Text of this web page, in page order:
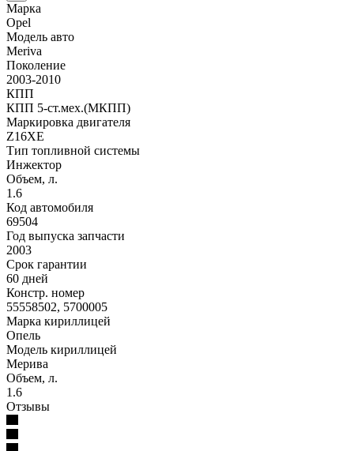
Марка
Opel
Модель авто
Meriva
Поколение
2003-2010
КПП
КПП 5-ст.мех.(МКПП)
Маркировка двигателя
Z16XE
Тип топливной системы
Инжектор
Объем, л.
1.6
Код автомобиля
69504
Год выпуска запчасти
2003
Срок гарантии
60 дней
Констр. номер
55558502, 5700005
Марка кириллицей
Опель
Модель кириллицей
Мерива
Объем, л.
1.6
Отзывы